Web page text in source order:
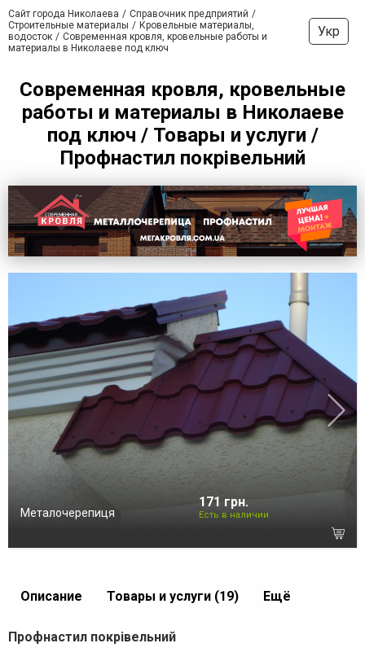
Сайт города Николаева
Справочник предприятий
Строительные материалы
Кровельные материалы,
водосток
Современная кровля, кровельные работы и
материалы в Николаеве под ключ
Укр
Современная кровля, кровельные
работы и материалы в Николаеве
под ключ / Товары и услуги /
Профнастил покрівельний
Металочерепиця
171 грн.
Есть в наличии
Описание Товары и услуги (19) Ещё
Профнастил покрівельний